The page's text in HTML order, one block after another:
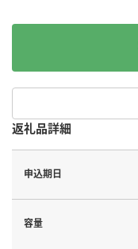
返礼品詳細
申込期日
容量